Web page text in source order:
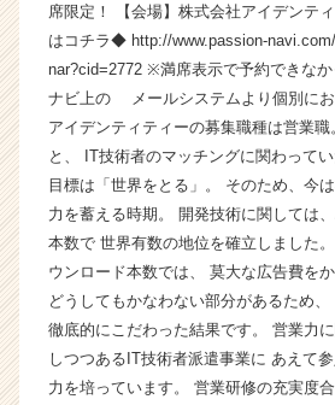
テ
ィ
テ
ィ
ー
の
タ
イ
ム
ラ
イ
ン】
|
ベ
ン
チ
席限定！ 【会場】株式会社アイデンテ
はコチラ◆ http://www.passion-
nar?cid=2772 ※満席表示で予約できな
ナビ上の メールシステムより個別にお
アイデンティティーの募集職種は営業
と、 IT技術者のマッチングに関わって
目標は「世界をとる」。 そのため、今
力を蓄える時期。 開発技術に関しては
本数で 世界有数の地位を確立しました
ウンロード本数では、 莫大な広告費を
どうしてもかなわない部分があるため、
徹底的にこだわった結果です。 営業力
しつつあるIT技術者派遣事業に あえて
力を培っています。 営業研修の充実度